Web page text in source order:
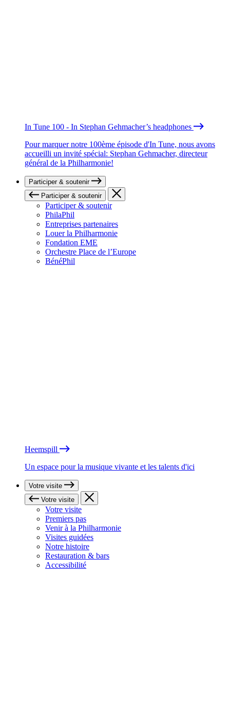
In Tune 100 - In Stephan Gehmacher’s headphones
Pour marquer notre 100ème épisode d'In Tune, nous avons
accueilli un invité spécial: Stephan Gehmacher, directeur
général de la Philharmonie!
Participer & soutenir
Participer & soutenir
Participer & soutenir
PhilaPhil
Entreprises partenaires
Louer la Philharmonie
Fondation EME
Orchestre Place de l’Europe
BénéPhil
Heemspill
Un espace pour la musique vivante et les talents d'ici
Votre visite
Votre visite
Votre visite
Premiers pas
Venir à la Philharmonie
Visites guidées
Notre histoire
Restauration & bars
Accessibilité